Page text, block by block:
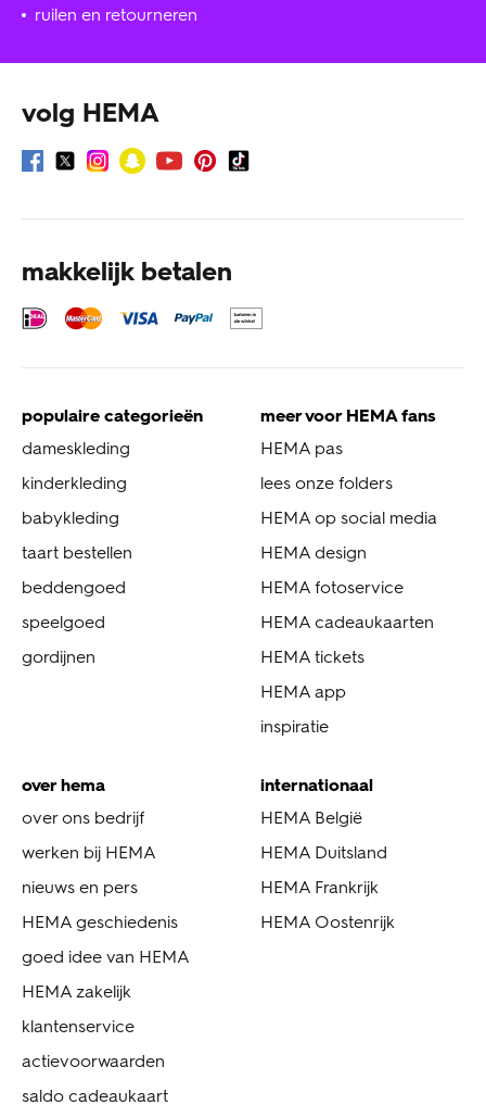
ruilen en retourneren
volg HEMA
makkelijk betalen
populaire categorieën
dameskleding
kinderkleding
babykleding
taart bestellen
beddengoed
speelgoed
gordijnen
meer voor HEMA fans
HEMA pas
lees onze folders
HEMA op social media
HEMA design
HEMA fotoservice
HEMA cadeaukaarten
HEMA tickets
HEMA app
inspiratie
over hema
over ons bedrijf
werken bij HEMA
nieuws en pers
HEMA geschiedenis
goed idee van HEMA
HEMA zakelijk
klantenservice
actievoorwaarden
saldo cadeaukaart
internationaal
HEMA België
HEMA Duitsland
HEMA Frankrijk
HEMA Oostenrijk